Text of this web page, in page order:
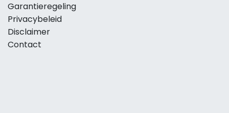
Garantieregeling
Privacybeleid
Disclaimer
Contact